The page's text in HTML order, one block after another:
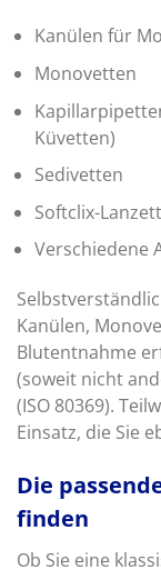
Kanülen für
Monovetten
Küvetten)
Sedivetten
Softclix-
Verschiedene
Kanülen,
Blutentnahme
(soweit nicht
(ISO 80369).
Einsatz, die Sie
Die
finden
Ob Sie eine